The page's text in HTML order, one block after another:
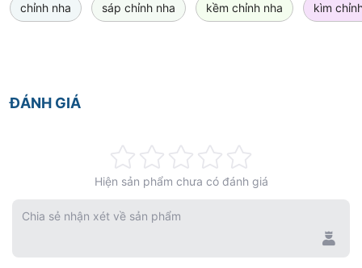
chỉnh nha sáp chỉnh nha kềm chỉnh nha kìm
ĐÁNH GIÁ
0%
Hiện sản phẩm chưa có đánh giá
Chia sẻ nhận xét về sản phẩm